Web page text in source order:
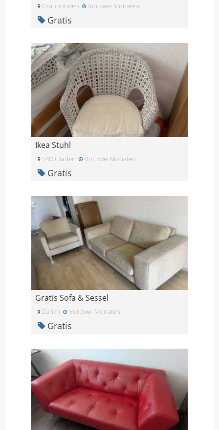
Graubünden Vor zwei Monaten
Gratis
Ikea Stuhl
5400 Baden Vor zwei Monaten
Gratis
Gratis Sofa & Sessel
Zürich Vor zwei Monaten
Gratis